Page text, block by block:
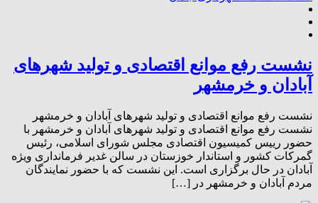
نشست رفع موانع اقتصادی و تولید شهرهای
آبادان و خرمشهر
نشست رفع موانع اقتصادی و تولید شهرهای آبادان و خرمشهر
نشست رفع موانع اقتصادی و تولید شهرهای آبادان و خرمشهر با
حضور رییس کمیسیون اقتصادی مجلس شورای اسلامی، رئیس
گمرکات کشور و استاندار خوزستان در سالن غدیر فرمانداری ویژه
آبادان در حال برگزاری است. این نشست که با حضور نمایندگان
مردم آبادان و خرمشهر در […]